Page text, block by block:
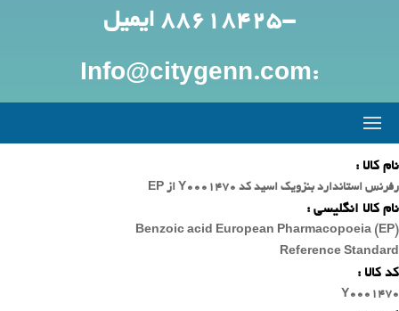
-88618425 ایمیل
:Info@citygenn.com
نام کالا :
رفرنس استاندارد بنزویک اسید کد Y0001470 از EP
نام کالا انگلیسی :
Benzoic acid European Pharmacopoeia (EP)
Reference Standard
کد کالا :
Y0001470